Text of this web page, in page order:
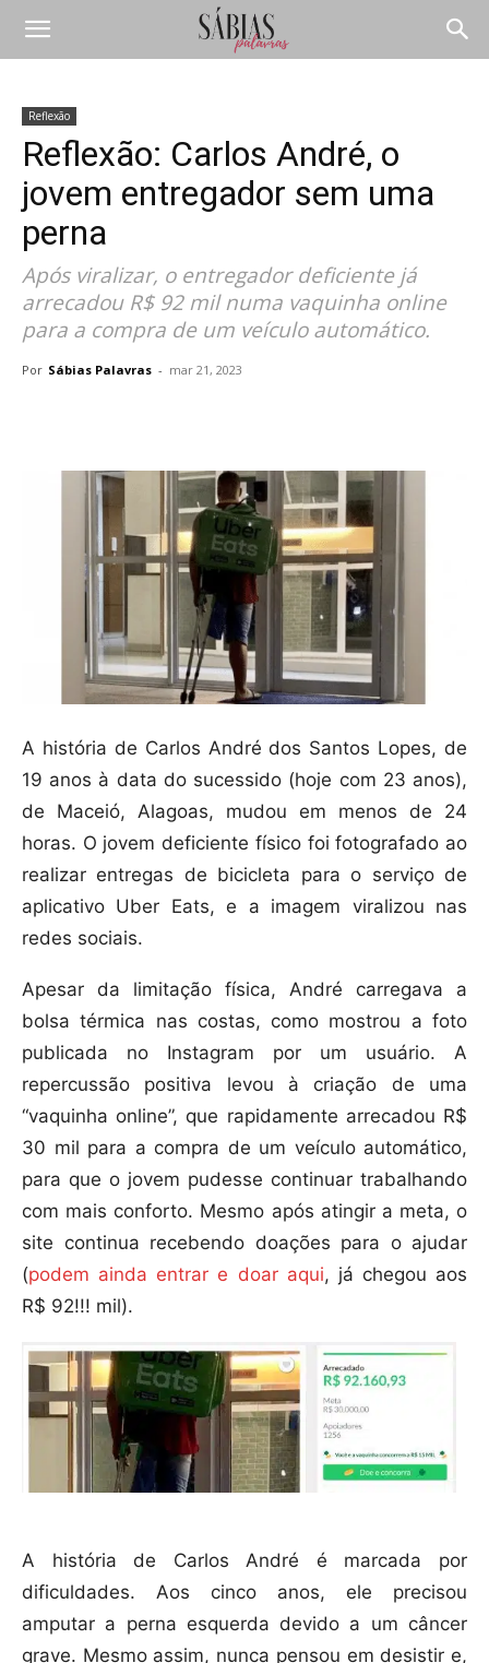
Reflexão
Reflexão: Carlos André, o
jovem entregador sem uma
perna
Após viralizar, o entregador deficiente já
arrecadou R$ 92 mil numa vaquinha online
para a compra de um veículo automático.
Por Sábias Palavras - mar 21, 2023
A história de Carlos André dos Santos Lopes, de
19 anos à data do sucessido (hoje com 23 anos),
de Maceió, Alagoas, mudou em menos de 24
horas. O jovem deficiente físico foi fotografado ao
realizar entregas de bicicleta para o serviço de
aplicativo Uber Eats, e a imagem viralizou nas
redes sociais.
Apesar da limitação física, André carregava a
bolsa térmica nas costas, como mostrou a foto
publicada no Instagram por um usuário. A
repercussão positiva levou à criação de uma
“vaquinha online”, que rapidamente arrecadou R$
30 mil para a compra de um veículo automático,
para que o jovem pudesse continuar trabalhando
com mais conforto. Mesmo após atingir a meta, o
site continua recebendo doações para o ajudar
(podem ainda entrar e doar aqui, já chegou aos
R$ 92!!! mil).
A história de Carlos André é marcada por
dificuldades. Aos cinco anos, ele precisou
amputar a perna esquerda devido a um câncer
grave. Mesmo assim, nunca pensou em desistir e,